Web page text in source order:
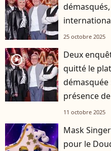
25 octobre 2025
player2
Deux
quitté le
présence
11 octobre 2025
Mask
pour le